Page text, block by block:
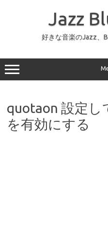
ッ
プ
Jazz
好きな音楽のJazz、
quotaon 設定し
を有効にする